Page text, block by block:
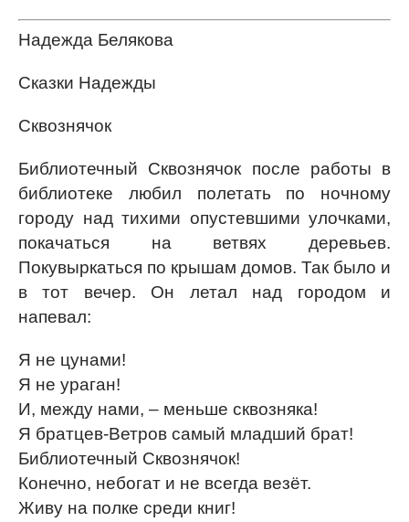
Надежда Белякова
Сказки Надежды
Сквознячок
Библиотечный Сквознячок после работы в
библиотеке любил полетать по ночному
городу над тихими опустевшими улочками,
покачаться на ветвях деревьев.
Покувыркаться по крышам домов. Так было и
в тот вечер. Он летал над городом и
напевал:
Я не цунами!
Я не ураган!
И, между нами, – меньше сквозняка!
Я братцев-Ветров самый младший брат!
Библиотечный Сквознячок!
Конечно, небогат и не всегда везёт.
Живу на полке среди книг!